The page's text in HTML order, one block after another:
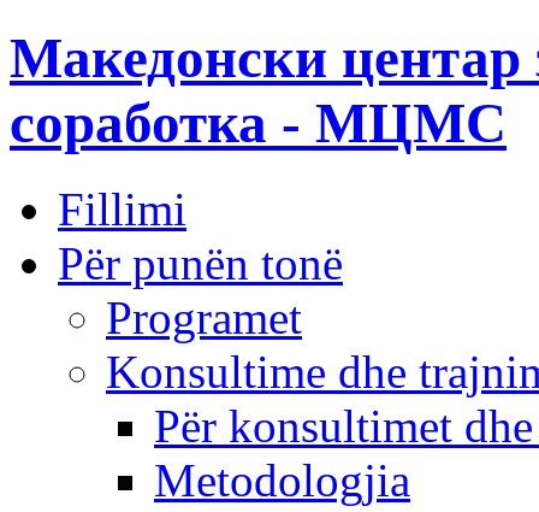
Македонски центар
соработка - МЦМС
Fillimi
Për punën tonë
Programet
Konsultime dhe
Për konsultimet
Metodologjia